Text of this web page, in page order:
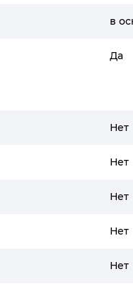
в
Да
Нет
Нет
Нет
Нет
Нет